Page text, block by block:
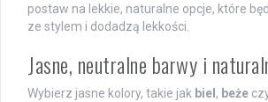
postaw na lekkie, naturalne opcje, które
ze stylem i dodadzą lekkości.
Jasne, neutralne barwy i
Wybierz jasne kolory, takie jak biel , beże